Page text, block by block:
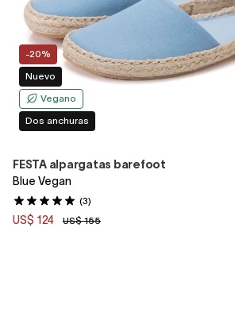
-20%
Nuevo
Vegano
Dos anchuras
FESTA alpargatas barefoot
Blue Vegan
(3)
US$ 124 US$ 155